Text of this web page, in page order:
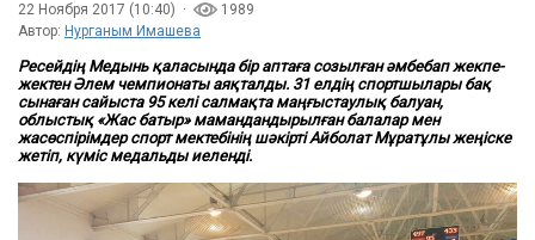
22 Ноября 2017 (10:40) ·
1989
Автор: Нурганым Имашева
Ресейдің Медынь қаласында бір аптаға созылған әмбебап жекпе-
жектен Әлем чемпионаты аяқталды. 31 елдің спортшылары бақ
сынаған сайыста 95 келі салмақта маңғыстаулық балуан,
облыстық «Жас батыр» мамандандырылған балалар мен
жасөспірімдер спорт мектебінің шәкірті Айболат Мұратұлы жеңіске
жетіп, күміс медальды иеленді.